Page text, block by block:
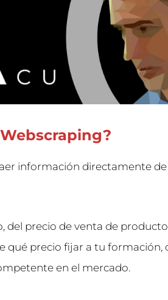
información directamente
precio de venta de
qué precio fijar a tu formación,
en el mercado.